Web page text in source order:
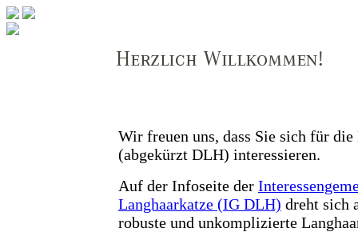
Wir freuen uns, dass Sie sich für die
(abgekürzt DLH) interessieren.
Auf der Infoseite der
Langhaarkatze (IG DLH) dreht sich
robuste und unkomplizierte